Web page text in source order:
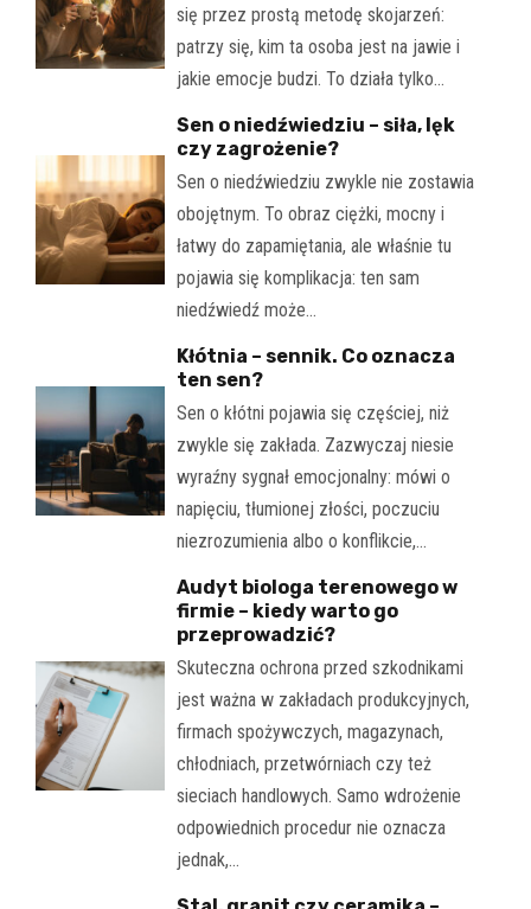
się przez prostą metodę skojarzeń:
patrzy się, kim ta osoba jest na jawie i
jakie emocje budzi. To działa tylko…
Sen o niedźwiedziu – siła, lęk
czy zagrożenie?
Sen o niedźwiedziu zwykle nie zostawia
obojętnym. To obraz ciężki, mocny i
łatwy do zapamiętania, ale właśnie tu
pojawia się komplikacja: ten sam
niedźwiedź może…
Kłótnia – sennik. Co oznacza
ten sen?
Sen o kłótni pojawia się częściej, niż
zwykle się zakłada. Zazwyczaj niesie
wyraźny sygnał emocjonalny: mówi o
napięciu, tłumionej złości, poczuciu
niezrozumienia albo o konflikcie,…
Audyt biologa terenowego w
firmie – kiedy warto go
przeprowadzić?
Skuteczna ochrona przed szkodnikami
jest ważna w zakładach produkcyjnych,
firmach spożywczych, magazynach,
chłodniach, przetwórniach czy też
sieciach handlowych. Samo wdrożenie
odpowiednich procedur nie oznacza
jednak,…